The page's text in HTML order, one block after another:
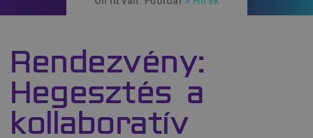
Ajánlatkérés
Rendezvény:
Hegesztés a
kollaboratív